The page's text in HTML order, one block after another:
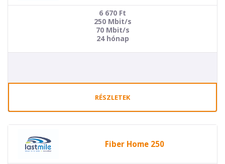
6 670 Ft
250 Mbit/s
70 Mbit/s
24 hónap
RÉSZLETEK
Fiber Home 250